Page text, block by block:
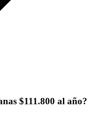
$111.800 al año?